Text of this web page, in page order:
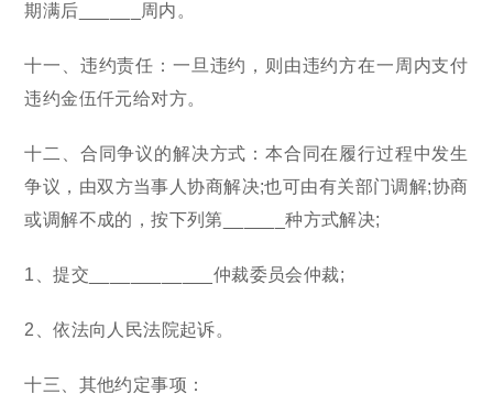
期满后______周内。
十一、违约责任：一旦违约，则由违约方在一周内支付
违约金伍仟元给对方。
十二、合同争议的解决方式：本合同在履行过程中发生
争议，由双方当事人协商解决;也可由有关部门调解;协商
或调解不成的，按下列第______种方式解决;
1、提交____________仲裁委员会仲裁;
2、依法向人民法院起诉。
十三、其他约定事项：